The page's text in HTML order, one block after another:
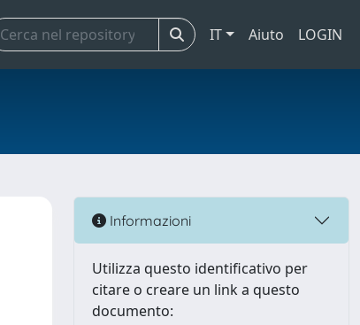
IT Aiuto LOGIN
Informazioni
Utilizza questo identificativo per
citare o creare un link a questo
documento: